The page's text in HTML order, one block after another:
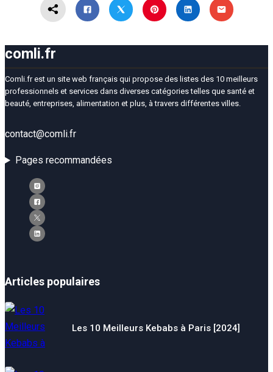
comli.fr
Comli.fr est un site web français qui propose des listes des 10 meilleurs
professionnels et services dans diverses catégories telles que santé et
beauté, entreprises, alimentation et plus, à travers différentes villes.
contact@comli.fr
Pages recommandées
Articles populaires
Les 10 Meilleurs Kebabs à Paris [2024]